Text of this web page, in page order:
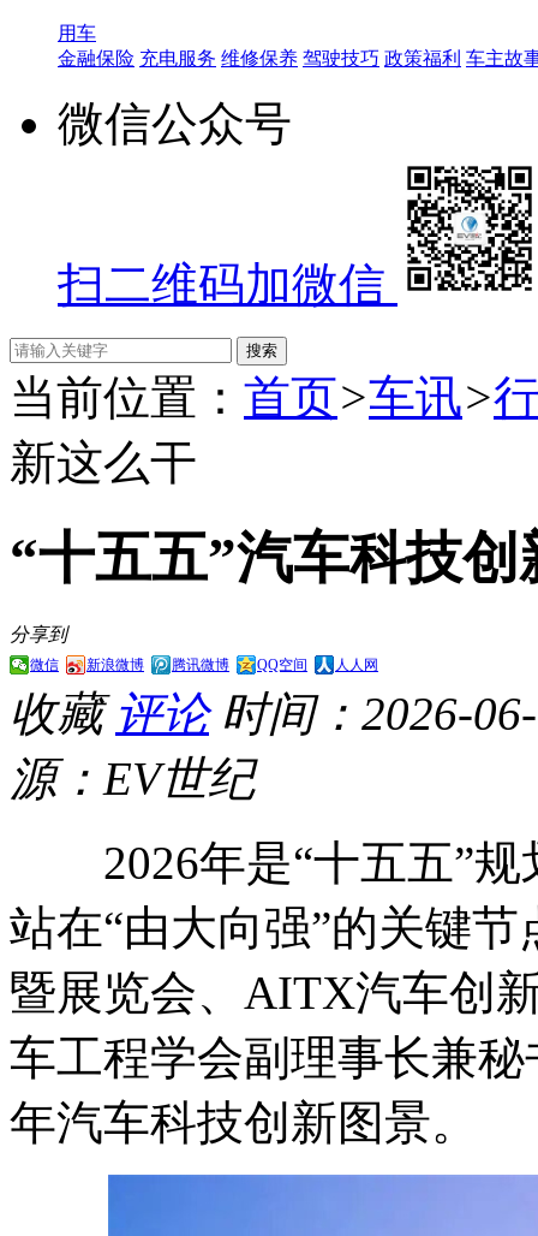
用车
金融保险 充电服务 维修保养 驾驶技巧 政策福利 车主故
微信公众号
扫二维码加微信
当前位置： 首页>车讯>
新这么干
“十五五”汽车科技创
分享到
微信 新浪微博 腾讯微博 QQ空间 人人网
收藏 评论 时间：2026-
源：EV世纪
2026年是“十五五”规
站在“由大向强”的关键
暨展览会、AITX汽车创
车工程学会副理事长兼
年汽车科技创新图景。